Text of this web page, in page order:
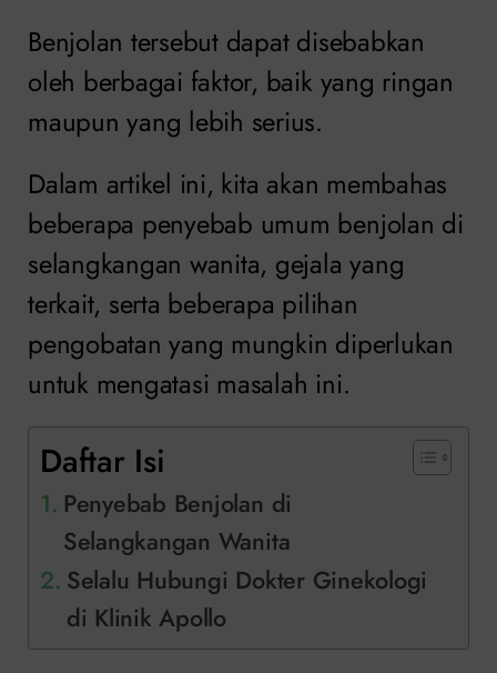
Benjolan tersebut dapat disebabkan
oleh berbagai faktor, baik yang ringan
maupun yang lebih serius.
Dalam artikel ini, kita akan membahas
beberapa penyebab umum benjolan di
selangkangan wanita, gejala yang
terkait, serta beberapa pilihan
pengobatan yang mungkin diperlukan
untuk mengatasi masalah ini.
Daftar Isi
Penyebab Benjolan di
Selangkangan Wanita
Selalu Hubungi Dokter Ginekologi
di Klinik Apollo